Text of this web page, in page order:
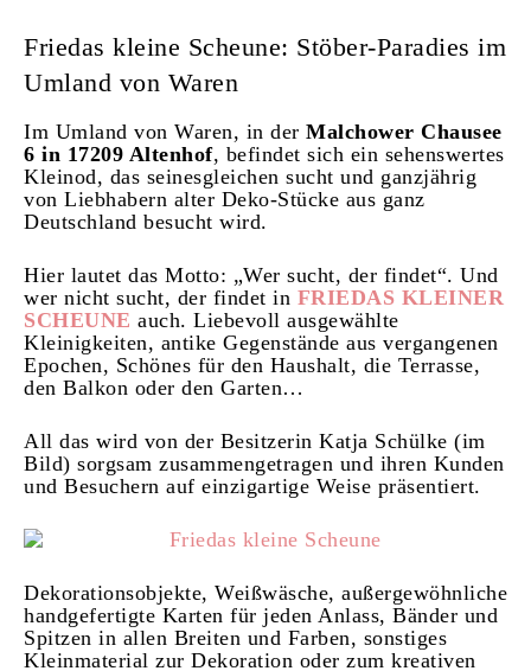
Friedas kleine Scheune: Stöber-Paradies im
Umland von Waren
Im Umland von Waren, in der Malchower Chausee
6 in 17209 Altenhof, befindet sich ein sehenswertes
Kleinod, das seinesgleichen sucht und ganzjährig
von Liebhabern alter Deko-Stücke aus ganz
Deutschland besucht wird.
Hier lautet das Motto: „Wer sucht, der findet“. Und
wer nicht sucht, der findet in FRIEDAS KLEINER
SCHEUNE auch. Liebevoll ausgewählte
Kleinigkeiten, antike Gegenstände aus vergangenen
Epochen, Schönes für den Haushalt, die Terrasse,
den Balkon oder den Garten…
All das wird von der Besitzerin Katja Schülke (im
Bild) sorgsam zusammengetragen und ihren Kunden
und Besuchern auf einzigartige Weise präsentiert.
Dekorationsobjekte, Weißwäsche, außergewöhnliche
handgefertigte Karten für jeden Anlass, Bänder und
Spitzen in allen Breiten und Farben, sonstiges
Kleinmaterial zur Dekoration oder zum kreativen